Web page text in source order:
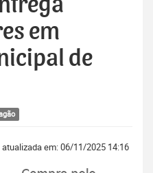
em
de
atualizada em: 06/11/2025 14:16